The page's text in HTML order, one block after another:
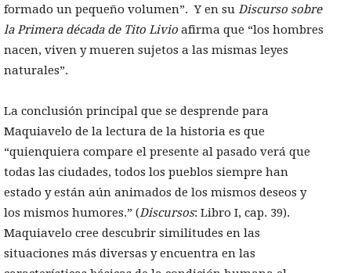
formado un pequeño volumen”. Y en su Discurso sobre
la Primera década de Tito Livio afirma que “los hombres
nacen, viven y mueren sujetos a las mismas leyes
naturales”.
La conclusión principal que se desprende para
Maquiavelo de la lectura de la historia es que
“quienquiera compare el presente al pasado verá que
todas las ciudades, todos los pueblos siempre han
estado y están aún animados de los mismos deseos y
los mismos humores.” (Discursos: Libro I, cap. 39).
Maquiavelo cree descubrir similitudes en las
situaciones más diversas y encuentra en las